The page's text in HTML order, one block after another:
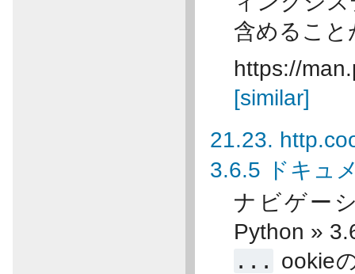
含めるこ
https://
[similar]
21.23.
3.6.5 ドキュ
ナビゲー
Python »
... ookie